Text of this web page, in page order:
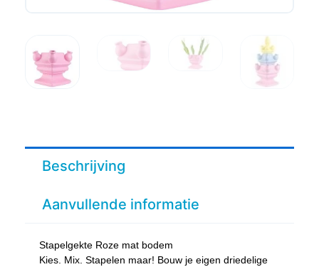
Beschrijving
Aanvullende informatie
Stapelgekte Roze mat bodem
Kies. Mix. Stapelen maar! Bouw je eigen driedelige